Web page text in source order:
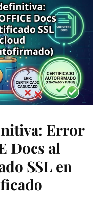
Error
Docs al
SSL en